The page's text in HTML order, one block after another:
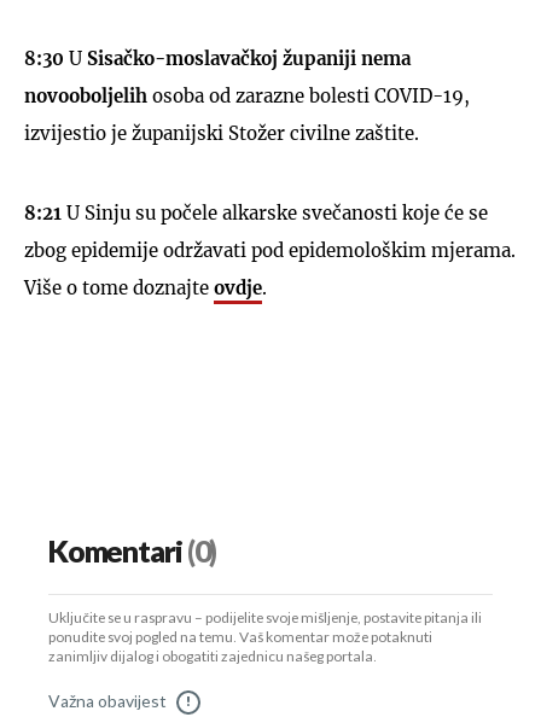
8:30 U Sisačko-moslavačkoj županiji nema
novooboljelih osoba od zarazne bolesti COVID-19,
izvijestio je županijski Stožer civilne zaštite.
8:21 U Sinju su počele alkarske svečanosti koje će se
zbog epidemije održavati pod epidemološkim mjerama.
Više o tome doznajte ovdje.
Komentari(0)
Uključite se u raspravu – podijelite svoje mišljenje, postavite pitanja ili
ponudite svoj pogled na temu. Vaš komentar može potaknuti
zanimljiv dijalog i obogatiti zajednicu našeg portala.
Važna obavijest !